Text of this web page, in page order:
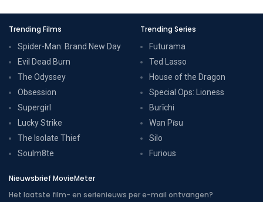
Trending Films
Spider-Man: Brand New Day
Evil Dead Burn
The Odyssey
Obsession
Supergirl
Lucky Strike
The Isolate Thief
Soulm8te
Trending Series
Futurama
Ted Lasso
House of the Dragon
Special Ops: Lioness
Burīchi
Wan Pīsu
Silo
Furious
Nieuwsbrief MovieMeter
Het laatste film- en serienieuws per e-mail ontvangen?